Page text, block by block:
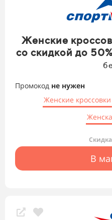
Женские
со скидкой до
Промокод не нужен
Женские кроссовки
В